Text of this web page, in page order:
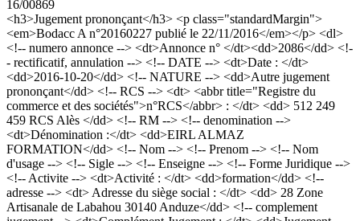
16/00869
<h3>Jugement prononçant</h3> <p class="standardMargin">
<em>Bodacc A n°20160227 publié le 22/11/2016</em></p> <dl>
<!-- numero annonce --> <dt>Annonce n° </dt><dd>2086</dd> <!-
- rectificatif, annulation --> <!-- DATE --> <dt>Date : </dt>
<dd>2016-10-20</dd> <!-- NATURE --> <dd>Autre jugement
prononçant</dd> <!-- RCS --> <dt> <abbr title="Registre du
commerce et des sociétés">n°RCS</abbr> : </dt> <dd> 512 249
459 RCS Alès </dd> <!-- RM --> <!-- denomination -->
<dt>Dénomination :</dt> <dd>EIRL ALMAZ
FORMATION</dd> <!-- Nom --> <!-- Prenom --> <!-- Nom
d'usage --> <!-- Sigle --> <!-- Enseigne --> <!-- Forme Juridique -->
<!-- Activite --> <dt>Activité : </dt> <dd>formation</dd> <!--
adresse --> <dt> Adresse du siège social : </dt> <dd> 28 Zone
Artisanale de Labahou 30140 Anduze</dd> <!-- complement